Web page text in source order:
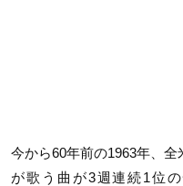
今から60年前の1963年、
が歌う曲が3週連続1位